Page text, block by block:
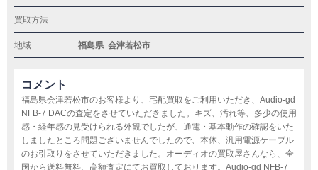
買取方法
地域 福島県 会津若松市
コメント
福島県会津若松市のお客様より、宅配買取をご利用いただき、Audio-gd
NFB-7 DACの査定をさせていただきました。キズ、汚れ等、多少の使用
感・経年感の見受けられる外観でしたが、通電・基本動作の確認をいた
しましたところ問題ございませんでしたので、本体、汎用電源ケーブル
のお引取りをさせていただきました。オーディオの買取屋さんなら、全
国から送料無料、高額査定にてお買取しております。Audio-gd NFB-7